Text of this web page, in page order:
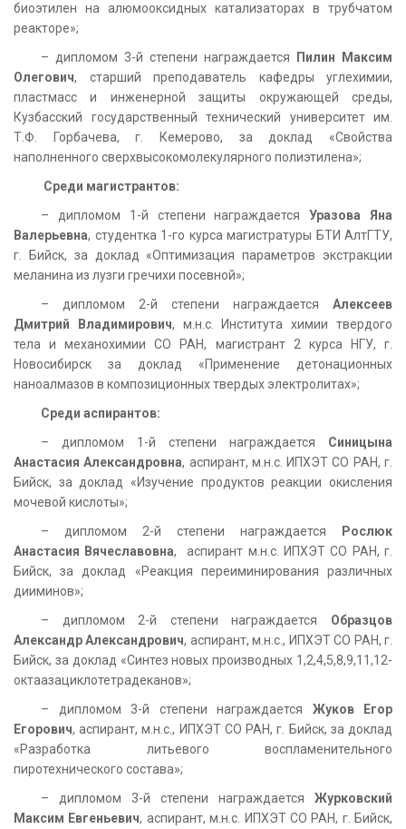
биоэтилен на алюмооксидных катализаторах в трубчатом
реакторе»;
– дипломом 3-й степени награждается
Пилин Максим
Олегович, старший преподаватель кафедры углехимии,
пластмасс и инженерной защиты окружающей среды,
Кузбасский государственный технический университет им.
Т.Ф. Горбачева, г. Кемерово, за доклад «Свойства
наполненного сверхвысокомолекулярного полиэтилена»;
Среди магистрантов:
– дипломом 1-й степени награждаетсяУразова Яна
Валерьевна, студентка 1-го курса магистратуры БТИ АлтГТУ,
г. Бийск, за доклад «Оптимизация параметров экстракции
меланина из лузги гречихи посевной»;
– дипломом 2-й степени награждается Алексеев
Дмитрий Владимирович, м.н.с. Института химии твердого
тела и механохимии СО РАН, магистрант 2 курса НГУ, г.
Новосибирск за доклад «Применение детонационных
наноалмазов в композиционных твердых электролитах»;
Среди аспирантов:
– дипломом 1-й степени награждается Синицына
Анастасия Александровна, аспирант, м.н.с. ИПХЭТ СО РАН, г.
Бийск, за доклад «Изучение продуктов реакции окисления
мочевой кислоты»;
– дипломом 2-й степени награждается
Рослюк
Анастасия Вячеславовна, аспирант м.н.с. ИПХЭТ СО РАН, г.
Бийск, за доклад «Реакция переиминирования различных
дииминов»;
– дипломом 2-й степени награждается Образцов
Александр Александрович, аспирант, м.н.с., ИПХЭТ СО РАН, г.
Бийск, за доклад «Синтез новых производных 1,2,4,5,8,9,11,12-
октаазациклотетрадеканов»;
– дипломом 3-й степени награждается Жуков Егор
Егорович, аспирант, м.н.с., ИПХЭТ СО РАН, г. Бийск, за доклад
«Разработка литьевого воспламенительного
пиротехнического состава»;
– дипломом 3-й степени награждается Журковский
Максим Евгеньевич, аспирант, м.н.с. ИПХЭТ СО РАН, г. Бийск,